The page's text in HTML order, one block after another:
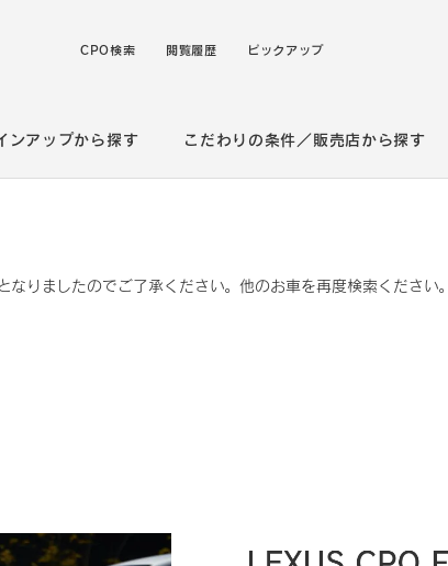
CPO検索 閲覧履歴 ピックアップ
ンアップから探す こだわりの条件／販売店から探す
なりましたのでご了承ください。他のお車を再度検索ください